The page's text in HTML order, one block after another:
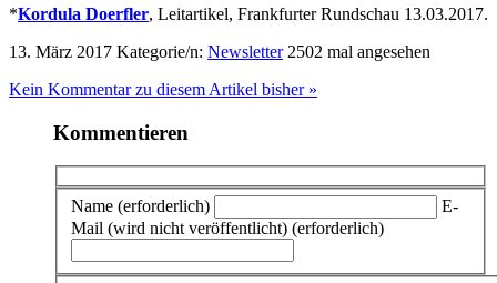
*Kordula Doerfler, Leitartikel, Frankfurter Rundschau 13.03.2017.
13. März 2017 Kategorie/n: Newsletter 2502 mal angesehen
Kein Kommentar zu diesem Artikel bisher »
Kommentieren
Name (erforderlich)
E-
Mail (wird nicht veröffentlicht) (erforderlich)